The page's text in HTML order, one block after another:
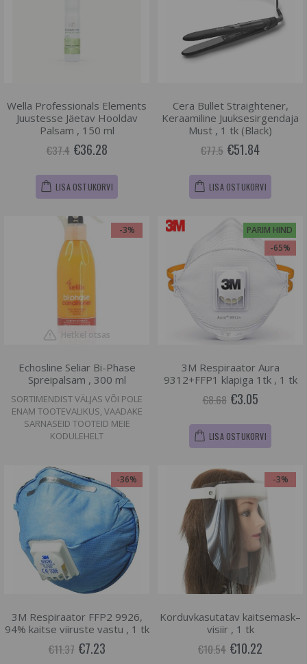
Wella Professionals Elements
Juustesse Jäetav Hooldav
Palsam , 150 ml
€37.4 €36.28
LISA OSTUKORVI
Cera Bullet Straightener,
Keraamiline Juuksesirgendaja
Must , 1 tk (Black)
€77.5 €51.84
LISA OSTUKORVI
-3%
Hetkel otsas
Echosline Seliar Bi-Phase
Spreipalsam , 300 ml
SORTIMENDIST VÄLJAS VÕI POLE
ENAM TOOTEVALIKUS, VAADAKE
SARNASEID TOOTEID MEIE
KODULEHELT
PARIM HIND
-65%
3M Respiraator Aura
9312+FFP1 klapiga 1tk , 1 tk
€8.68 €3.05
LISA OSTUKORVI
-36%
3M Respiraator FFP2 9926,
94% kaitse viiruste vastu , 1 tk
€11.37 €7.23
-3%
Korduvkasutatav kaitsemask–
visiir , 1 tk
€10.54 €10.22